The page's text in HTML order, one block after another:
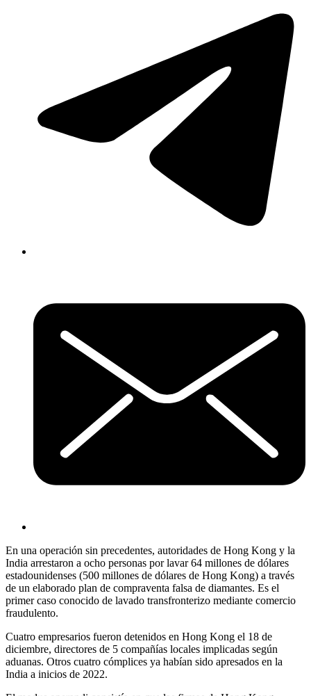
En una operación sin precedentes, autoridades de Hong Kong y la
India arrestaron a ocho personas por lavar 64 millones de dólares
estadounidenses (500 millones de dólares de Hong Kong) a través
de un elaborado plan de compraventa falsa de diamantes. Es el
primer caso conocido de lavado transfronterizo mediante comercio
fraudulento.
Cuatro empresarios fueron detenidos en Hong Kong el 18 de
diciembre, directores de 5 compañías locales implicadas según
aduanas. Otros cuatro cómplices ya habían sido apresados en la
India a inicios de 2022.